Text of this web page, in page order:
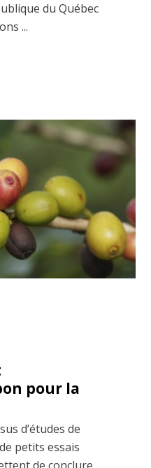
du Québec
...
pour la
d’études de
petits essais